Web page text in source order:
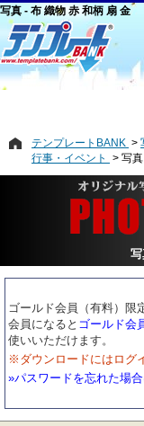
写真 - 布 織物 赤 和柄 扇 金
テンプレートBANK
行事・イベント
写
ゴールド会員（有料）限
会員になると ゴールド会
使いいただけます。
※ダウンロードにはログ
»パスワードを忘れた場